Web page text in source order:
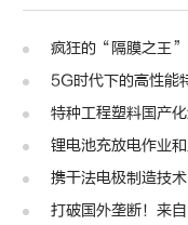
疯狂的“隔膜之王”
5G时代下的高性能特种工
特种工程塑料国产
锂电池充放电作业
携干法电极制造技术，
打破国外垄断！来